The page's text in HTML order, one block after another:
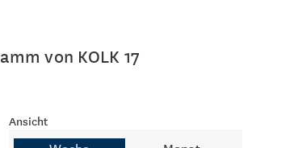
von KOLK 17
Ansicht